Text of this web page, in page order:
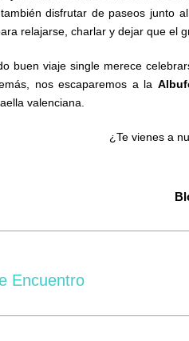
disfrutar de paseos junto
relajarse, charlar y dejar que el
buen viaje single merece
nos escaparemos a la
valenciana.
¿Te vienes a
Encuentro